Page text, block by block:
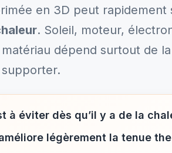
en 3D peut rapidement
. Soleil, moteur,
dépend surtout de
à éviter dès qu’il y a de la
légèrement la tenue